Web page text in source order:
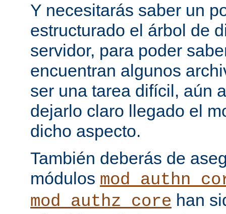
Y necesitarás saber un
estructurado el árbol de
servidor, para poder
encuentran algunos
ser una tarea difícil, aún
dejarlo claro llegado el
dicho aspecto.
También deberás de
módulos
mod_authz_core han